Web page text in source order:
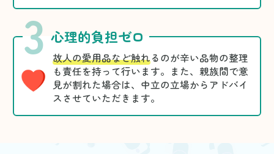
3 心理的負担ゼロ
故人の愛用品など触れるのが辛い品物の整理
も責任を持って行います。また、親族間で意
見が割れた場合は、中立の立場からアドバイ
スさせていただきます。